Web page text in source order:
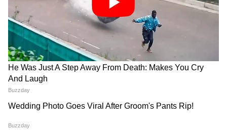
and the world around you—all explained in a
simple and engaging way.